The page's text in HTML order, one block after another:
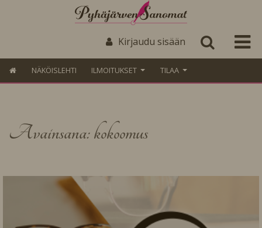
Kirjaudu sisään
NÄKÖISLEHTI ILMOITUKSET TILAA
Avainsana: kokoomus